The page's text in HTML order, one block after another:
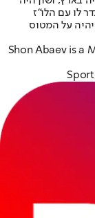
לו עם הלו"ז
יהיה על המטוס
Shon Abaev is a